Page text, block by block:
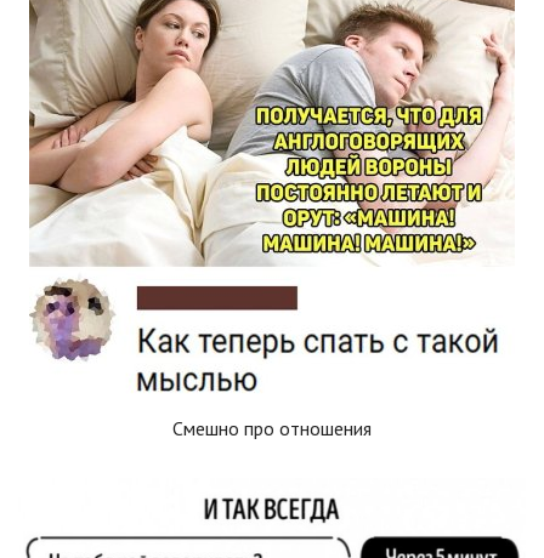
Смешно про отношения